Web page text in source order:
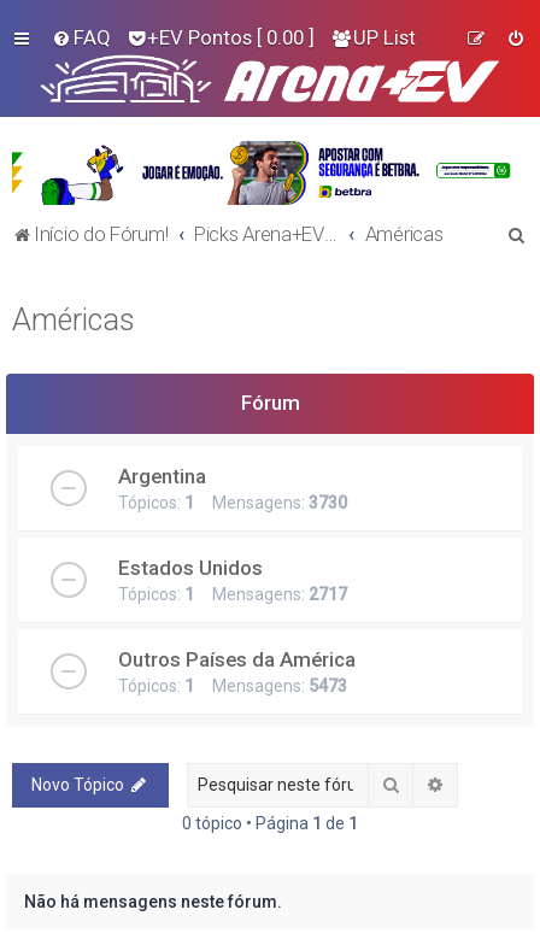
FAQ +EV Pontos [ 0.00 ] UP List
Início do Fórum! Picks Arena+EV - Futebol Américas
s
Américas
Fórum
Argentina
Tópicos: 1 Mensagens: 3730
Estados Unidos
Tópicos: 1 Mensagens: 2717
Outros Países da América
Tópicos: 1 Mensagens: 5473
Novo Tópico Pesquisar
0 tópico • Página 1 de 1
Não há mensagens neste fórum.